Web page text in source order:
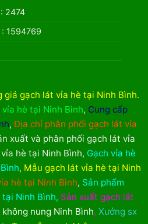
2474
1594769
giá gạch lát vỉa hè tại Ninh Bình.
hè tại Ninh Bình, Cung cấp
,Địa chỉ phân phối gạch lát vỉa
xuất và phân phối gạch lát vỉa
hè tại Ninh Bình, Gạch vỉa hè
, Mẫu gạch lát vỉa hè tại Ninh
hè tại Ninh Bình, Sản phẩm
Ninh Bình, Sản xuất gạch lát
không nung Ninh Bình, Xưởng sx